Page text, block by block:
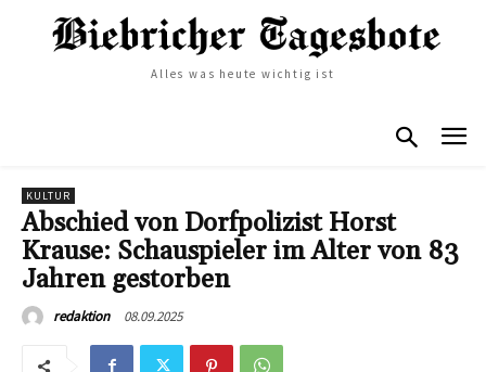
Alles was heute wichtig ist
KULTUR
Abschied von Dorfpolizist Horst
Krause: Schauspieler im Alter von 83
Jahren gestorben
redaktion 08.09.2025